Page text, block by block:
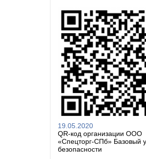
19.05.2020
QR-код организации ООО
«Спецторг-СПб» Базовый
безопасности